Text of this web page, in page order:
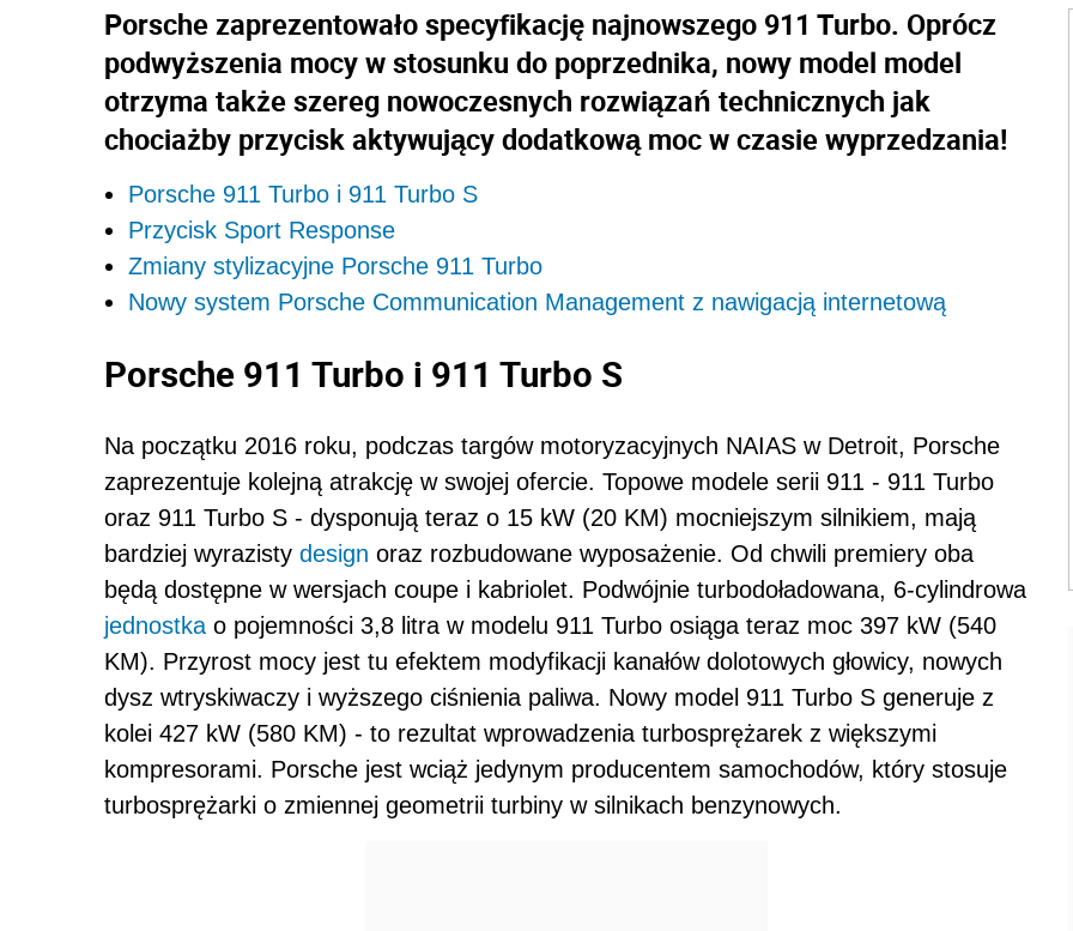
Porsche zaprezentowało specyfikację najnowszego 911 Turbo. Oprócz
podwyższenia mocy w stosunku do poprzednika, nowy model model
otrzyma także szereg nowoczesnych rozwiązań technicznych jak
chociażby przycisk aktywujący dodatkową moc w czasie wyprzedzania!
Porsche 911 Turbo i 911 Turbo S
Przycisk Sport Response
Zmiany stylizacyjne Porsche 911 Turbo
Nowy system Porsche Communication Management z nawigacją internetową
Porsche 911 Turbo i 911 Turbo S
Na początku 2016 roku, podczas targów motoryzacyjnych NAIAS w Detroit, Porsche
zaprezentuje kolejną atrakcję w swojej ofercie. Topowe modele serii 911 - 911 Turbo
oraz 911 Turbo S - dysponują teraz o 15 kW (20 KM) mocniejszym silnikiem, mają
bardziej wyrazisty design oraz rozbudowane wyposażenie. Od chwili premiery oba
będą dostępne w wersjach coupe i kabriolet. Podwójnie turbodoładowana, 6-cylindrowa
jednostka o pojemności 3,8 litra w modelu 911 Turbo osiąga teraz moc 397 kW (540
KM). Przyrost mocy jest tu efektem modyfikacji kanałów dolotowych głowicy, nowych
dysz wtryskiwaczy i wyższego ciśnienia paliwa. Nowy model 911 Turbo S generuje z
kolei 427 kW (580 KM) - to rezultat wprowadzenia turbosprężarek z większymi
kompresorami. Porsche jest wciąż jedynym producentem samochodów, który stosuje
turbosprężarki o zmiennej geometrii turbiny w silnikach benzynowych.